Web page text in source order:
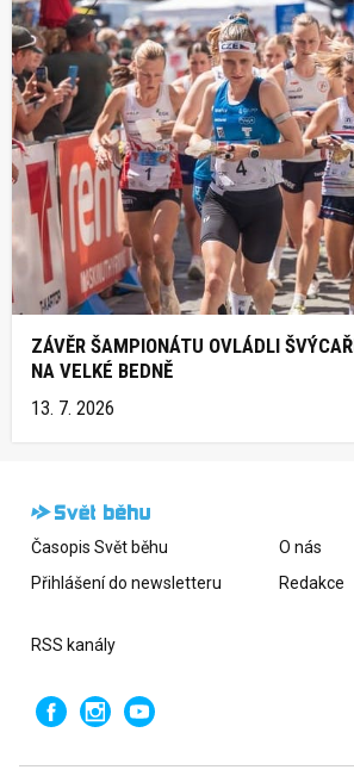
ZÁVĚR ŠAMPIONÁTU OVLÁDLI
NA VELKÉ BEDNĚ
13. 7. 2026
Časopis Svět běhu
Přihlášení do newsletteru
O nás
Redakce
RSS kanály